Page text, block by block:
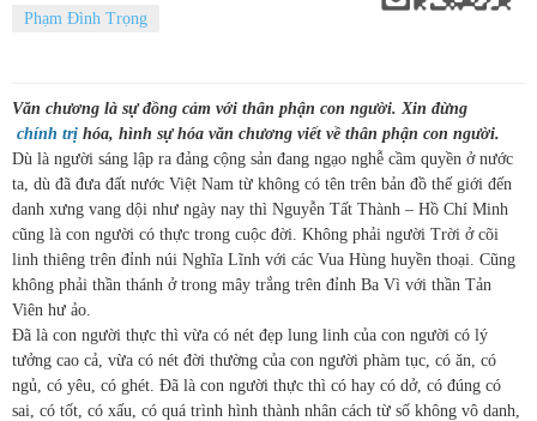
Phạm Đình Trọng
Văn chương là sự đồng cảm với thân phận con người. Xin đừng
chính trị hóa, hình sự hóa văn chương viết về thân phận con người.
Dù là người sáng lập ra đảng cộng sản đang ngạo nghễ cầm quyền ở nước
ta, dù đã đưa đất nước Việt Nam từ không có tên trên bản đồ thế giới đến
danh xưng vang dội như ngày nay thì Nguyễn Tất Thành – Hồ Chí Minh
cũng là con người có thực trong cuộc đời. Không phải người Trời ở cõi
linh thiêng trên đỉnh núi Nghĩa Lĩnh với các Vua Hùng huyền thoại. Cũng
không phải thần thánh ở trong mây trắng trên đỉnh Ba Vì với thần Tản
Viên hư ảo.
Đã là con người thực thì vừa có nét đẹp lung linh của con người có lý
tưởng cao cả, vừa có nét đời thường của con người phàm tục, có ăn, có
ngủ, có yêu, có ghét. Đã là con người thực thì có hay có dở, có đúng có
sai, có tốt, có xấu, có quá trình hình thành nhân cách từ số không vô danh,